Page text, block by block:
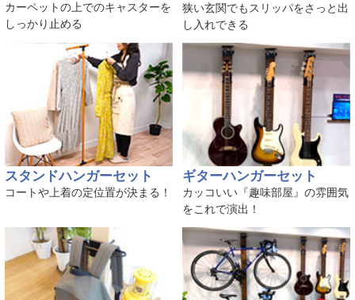
カーペットの上でのキャスターを
しっかり止める
狭い玄関でもスリッパをさっと出
し入れできる
スタンドハンガーセット
コートや上着の定位置が決まる！
ギターハンガーセット
カッコいい『趣味部屋』の雰囲気
をこれで演出！